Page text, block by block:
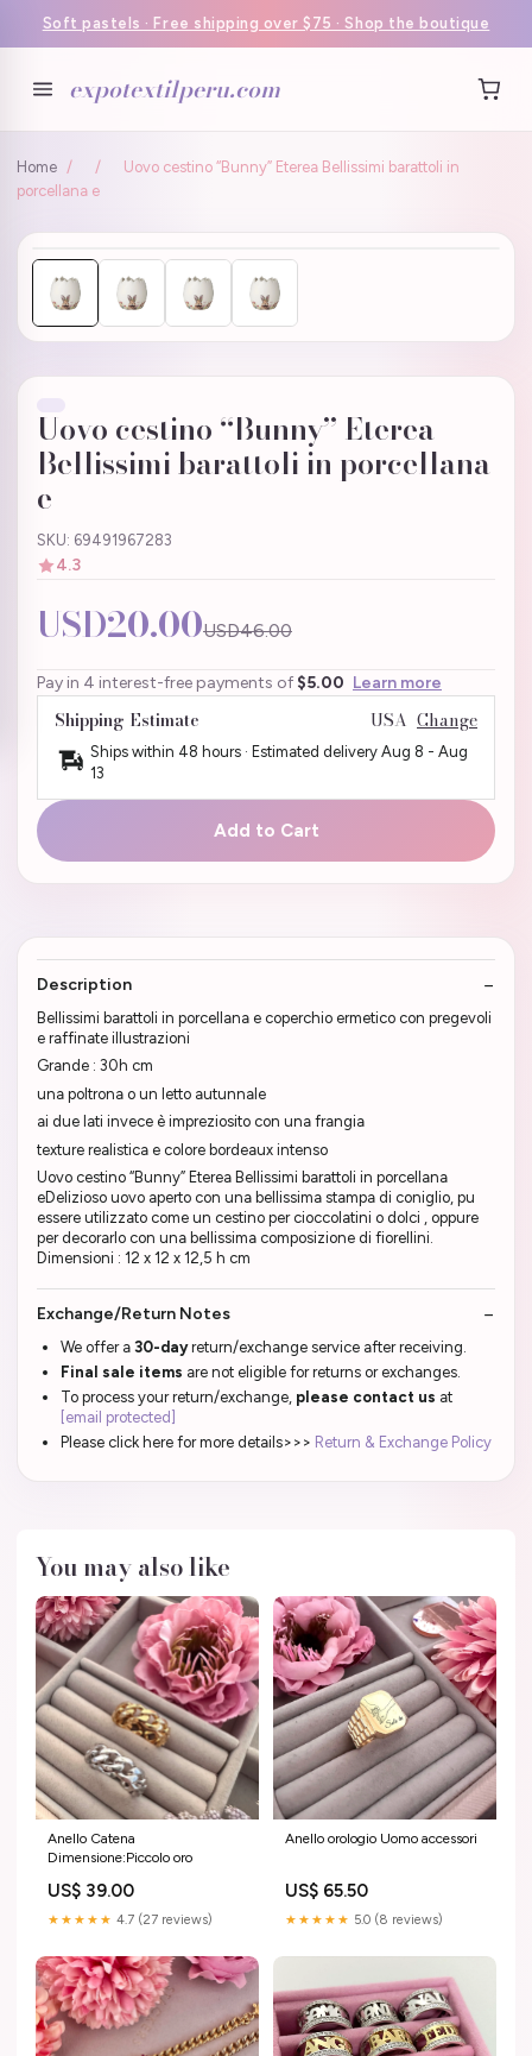
Soft pastels · Free shipping over $75 · Shop the boutique
expotextilperu.com
Home / /
Uovo cestino “Bunny” Eterea Bellissimi barattoli in
porcellana e
Uovo cestino “Bunny” Eterea
Bellissimi barattoli in porcellana
e
SKU: 69491967283
4.3
USD20.00USD46.00
Pay in 4 interest-free payments of $5.00 Learn more
Shipping Estimate USA Change
Ships within 48 hours · Estimated delivery Aug 8 - Aug
13
Add to Cart
Description
Bellissimi barattoli in porcellana e coperchio ermetico con pregevoli
e raffinate illustrazioni
Grande : 30h cm
una poltrona o un letto autunnale
ai due lati invece è impreziosito con una frangia
texture realistica e colore bordeaux intenso
Uovo cestino “Bunny” Eterea Bellissimi barattoli in porcellana
eDelizioso uovo aperto con una bellissima stampa di coniglio, pu
essere utilizzato come un cestino per cioccolatini o dolci , oppure
per decorarlo con una bellissima composizione di fiorellini.
Dimensioni : 12 x 12 x 12,5 h cm
Exchange/Return Notes
We offer a 30-dayreturn/exchange service after receiving.
Final sale items are not eligible for returns or exchanges.
To process your return/exchange, please contact us at
[email protected]
Please click here for more details>>> Return & Exchange Policy
You may also like
Anello Catena
Dimensione:Piccolo oro
US$ 39.00
★★★★★ 4.7 (27 reviews)
Anello orologio Uomo accessori
US$ 65.50
★★★★★ 5.0 (8 reviews)